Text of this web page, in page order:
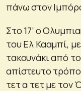
πάνω στον
Στο 17’ ο
του Ελ Κααμπί,
τακουνάκι από
απίστευτο
τετ α τετ με τον